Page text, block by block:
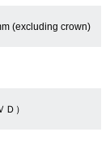
(excluding crown)
）